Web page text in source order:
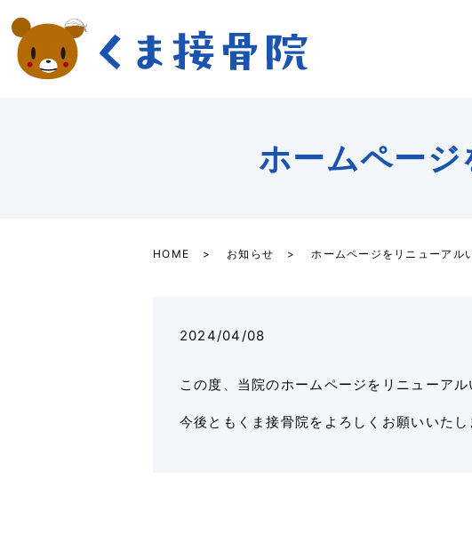
ホームページ
HOME お知らせ ホームページをリニューアル
2024/04/08
この度、当院のホームページをリニューアル
今後ともくま接骨院をよろしくお願いいたし